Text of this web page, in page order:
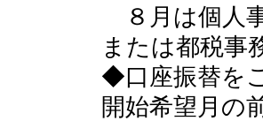
８月は個人
または都税事
◆口座振替を
開始希望月の